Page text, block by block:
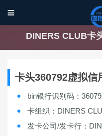

DINERS CLUB卡
卡头360792虚拟信
bin银行识别码：
卡组织：DINERS
发卡公司/发卡行：